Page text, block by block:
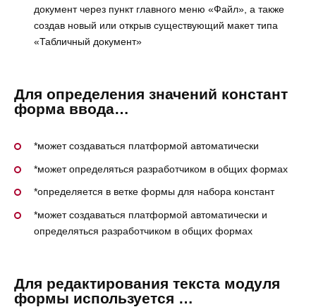
документ через пункт главного меню «Файл», а также
создав новый или открыв существующий макет типа
«Табличный документ»
Для определения значений констант
форма ввода…
*может создаваться платформой автоматически
*может определяться разработчиком в общих формах
*определяется в ветке формы для набора констант
*может создаваться платформой автоматически и
определяться разработчиком в общих формах
Для редактирования текста модуля
формы используется …